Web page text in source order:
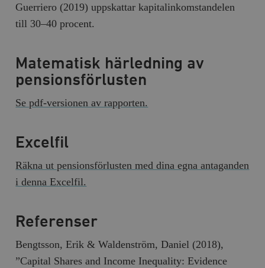
Guerriero (2019) uppskattar kapitalinkomstandelen
till 30–40 procent.
Matematisk härledning av
pensionsförlusten
Se pdf-versionen av rapporten.
Excelfil
Räkna ut pensionsförlusten med dina egna antaganden
i denna Excelfil.
Referenser
Bengtsson, Erik & Waldenström, Daniel (2018),
”Capital Shares and Income Inequality: Evidence